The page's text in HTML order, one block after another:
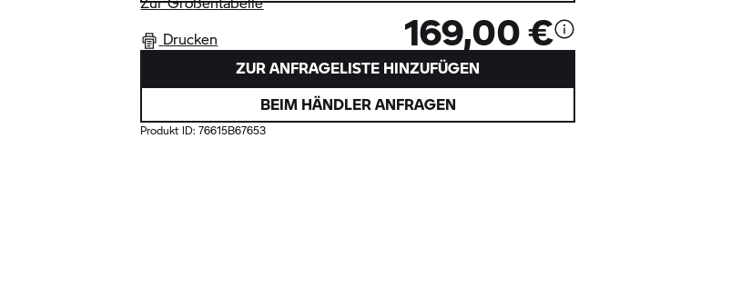
Drucken
169,00 €
ZUR ANFRAGELISTE HINZUFÜGEN
BEIM HÄNDLER ANFRAGEN
Produkt ID:76615B67653